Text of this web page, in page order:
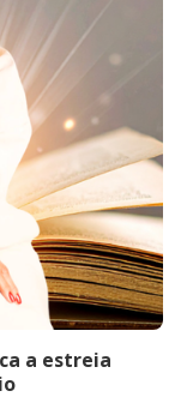
a estreia